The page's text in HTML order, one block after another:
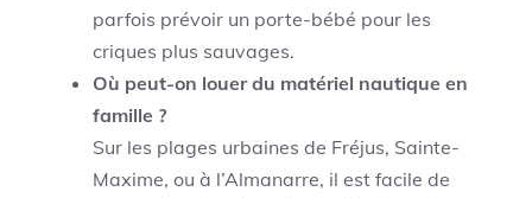
parfois prévoir un porte-bébé pour les
criques plus sauvages.
Où peut-on louer du matériel nautique en
famille ?
Sur les plages urbaines de Fréjus, Sainte-
Maxime, ou à l’Almanarre, il est facile de